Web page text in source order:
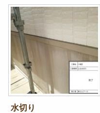
水切り